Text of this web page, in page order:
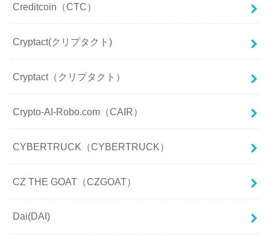
Creditcoin（CTC）
Cryptact(クリプタクト)
Cryptact（クリプタクト）
Crypto-AI-Robo.com（CAIR）
CYBERTRUCK（CYBERTRUCK）
CZ THE GOAT（CZGOAT）
Dai(DAI)